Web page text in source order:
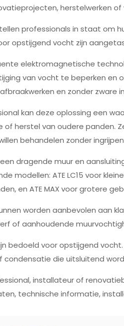
herstelwerken
professionals in staat om
opstijgend vocht zijn
elektromagnetische
van vocht te beperken en
en zonder zware
kan deze oplossing een
of herstel van oudere panden.
behandelen zonder
dragende muur en
modellen: ATE LC15 voor
en ATE MAX voor grotere
worden aanbevolen aan
of aanhoudende
bedoeld voor opstijgend
die uitsluitend
installateur of
technische informatie,